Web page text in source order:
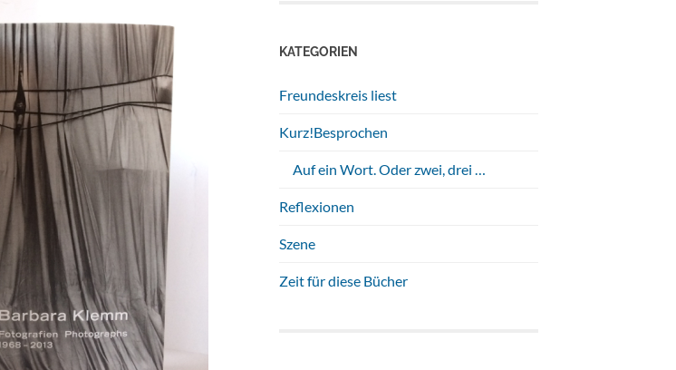
KATEGORIEN
Freundeskreis liest
Kurz!Besprochen
Auf ein Wort. Oder zwei, drei …
Reflexionen
Szene
Zeit für diese Bücher